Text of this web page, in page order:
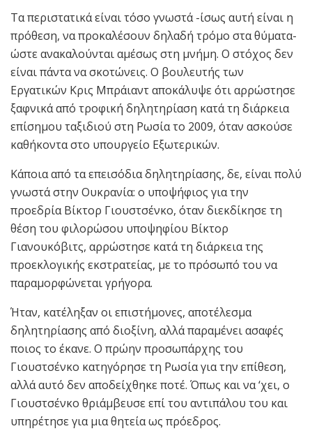
Τα περιστατικά είναι τόσο γνωστά -ίσως αυτή είναι η
πρόθεση, να προκαλέσουν δηλαδή τρόμο στα θύματα-
ώστε ανακαλούνται αμέσως στη μνήμη. Ο στόχος δεν
είναι πάντα να σκοτώνεις. Ο βουλευτής των
Εργατικών Κρις Μπράιαντ αποκάλυψε ότι αρρώστησε
ξαφνικά από τροφική δηλητηρίαση κατά τη διάρκεια
επίσημου ταξιδιού στη Ρωσία το 2009, όταν ασκούσε
καθήκοντα στο υπουργείο Εξωτερικών.
Κάποια από τα επεισόδια δηλητηρίασης, δε, είναι πολύ
γνωστά στην Ουκρανία: ο υποψήφιος για την
προεδρία Βίκτορ Γιουστσένκο, όταν διεκδίκησε τη
θέση του φιλορώσου υποψηφίου Βίκτορ
Γιανουκόβιτς, αρρώστησε κατά τη διάρκεια της
προεκλογικής εκστρατείας, με το πρόσωπό του να
παραμορφώνεται γρήγορα.
Ήταν, κατέληξαν οι επιστήμονες, αποτέλεσμα
δηλητηρίασης από διοξίνη, αλλά παραμένει ασαφές
ποιος το έκανε. Ο πρώην προσωπάρχης του
Γιουστσένκο κατηγόρησε τη Ρωσία για την επίθεση,
αλλά αυτό δεν αποδείχθηκε ποτέ. Όπως και να ‘χει, ο
Γιουστσένκο θριάμβευσε επί του αντιπάλου του και
υπηρέτησε για μια θητεία ως πρόεδρος.